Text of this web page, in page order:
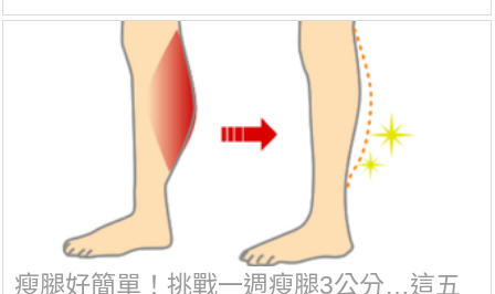
瘦腿好簡單！挑戰一週瘦腿3公分…這五